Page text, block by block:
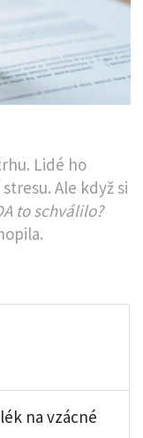
Lidé ho
Ale když si
to schválilo?
na vzácné